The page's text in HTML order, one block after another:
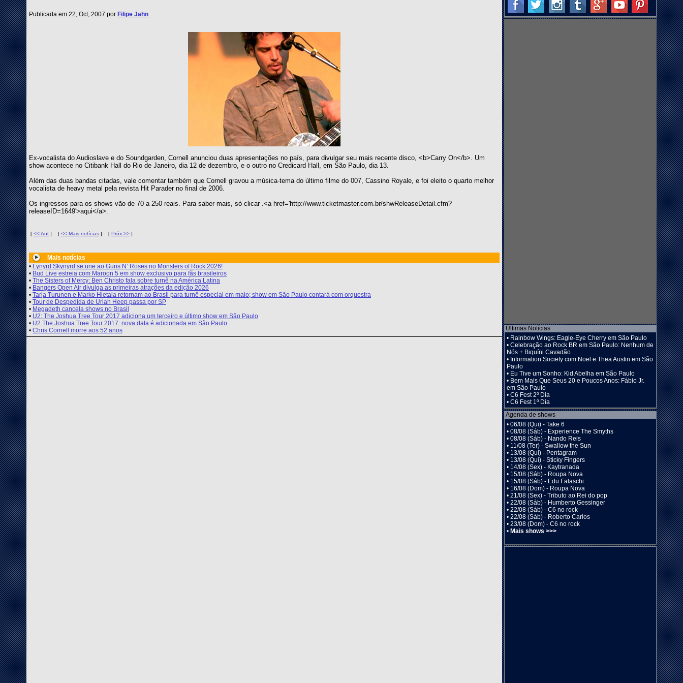
Publicada em 22, Oct, 2007 por Filipe Jahn
Ex-vocalista do Audioslave e do Soundgarden, Cornell anunciou duas apresentações no país, para divulgar seu mais recente disco, <b>Carry On</b>. Um
show acontece no Citibank Hall do Rio de Janeiro, dia 12 de dezembro, e o outro no Credicard Hall, em São Paulo, dia 13.
Além das duas bandas citadas, vale comentar também que Cornell gravou a música-tema do último filme do 007, Cassino Royale, e foi eleito o quarto melhor
vocalista de heavy metal pela revista Hit Parader no final de 2006.
Os ingressos para os shows vão de 70 a 250 reais. Para saber mais, só clicar .<a href='http://www.ticketmaster.com.br/shwReleaseDetail.cfm?
releaseID=1649'>aqui</a>.
[ << Ant ] [ << Mais notícias ] [ Próx >> ]
Mais notícias
• Lynyrd Skynyrd se une ao Guns N’ Roses no Monsters of Rock 2026!
• Bud Live estreia com Maroon 5 em show exclusivo para fãs brasileiros
• The Sisters of Mercy: Ben Christo fala sobre turnê na América Latina
• Bangers Open Air divulga as primeiras atrações da edição 2026
• Tarja Turunen e Marko Hietala retornam ao Brasil para turnê especial em maio; show em São Paulo contará com orquestra
• Tour de Despedida de Uriah Heep passa por SP
• Megadeth cancela shows no Brasil
• U2: The Joshua Tree Tour 2017 adiciona um terceiro e último show em São Paulo
• U2 The Joshua Tree Tour 2017: nova data é adicionada em São Paulo
• Chris Cornell morre aos 52 anos
Últimas Notícias
• Rainbow Wings: Eagle-Eye Cherry em São Paulo
• Celebração ao Rock BR em São Paulo: Nenhum de
Nós + Biquíni Cavadão
• Information Society com Noel e Thea Austin em São
Paulo
• Eu Tive um Sonho: Kid Abelha em São Paulo
• Bem Mais Que Seus 20 e Poucos Anos: Fábio Jr.
em São Paulo
• C6 Fest 2º Dia
• C6 Fest 1º Dia
Agenda de shows
• 06/08 (Qui) - Take 6
• 08/08 (Sáb) - Experience The Smyths
• 08/08 (Sáb) - Nando Reis
• 11/08 (Ter) - Swallow the Sun
• 13/08 (Qui) - Pentagram
• 13/08 (Qui) - Sticky Fingers
• 14/08 (Sex) - Kaytranada
• 15/08 (Sáb) - Roupa Nova
• 15/08 (Sáb) - Edu Falaschi
• 16/08 (Dom) - Roupa Nova
• 21/08 (Sex) - Tributo ao Rei do pop
• 22/08 (Sáb) - Humberto Gessinger
• 22/08 (Sáb) - C6 no rock
• 22/08 (Sáb) - Roberto Carlos
• 23/08 (Dom) - C6 no rock
• Mais shows >>>